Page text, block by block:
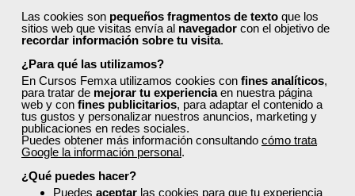
Las cookies son pequeños fragmentos de texto que los
sitios web que visitas envía al navegador con el objetivo de
recordar información sobre tu visita.
¿Para qué las utilizamos?
En Cursos Femxa utilizamos cookies con fines analíticos,
para tratar de mejorar tu experienciaen nuestra página
web y con fines publicitarios, para adaptar el contenido a
tus gustos y personalizar nuestros anuncios, marketing y
publicaciones en redes sociales.
Puedes obtener más información consultando cómo trata
Google la información personal.
¿Qué puedes hacer?
Puedes aceptar las cookies para que tu experiencia
Curso Gratuito
60 horas
Ver curso
8 448